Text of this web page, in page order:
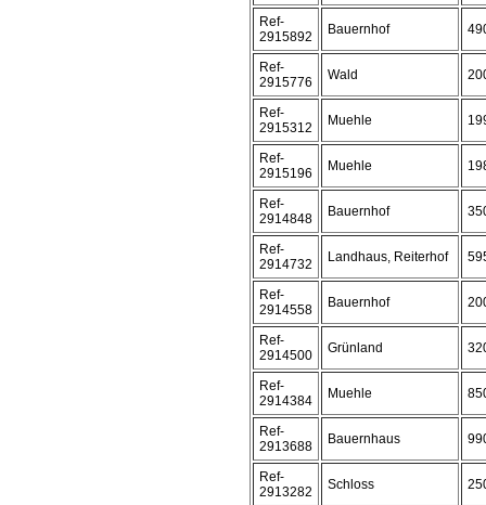
Ref-
2915892
Bauernhof
Ref-
2915776
Wald
Ref-
2915312
Muehle
Ref-
2915196
Muehle
Ref-
2914848
Bauernhof
Ref-
2914732
Landhaus, Reiterhof
Ref-
2914558
Bauernhof
Ref-
2914500
Grünland
Ref-
2914384
Muehle
Ref-
2913688
Bauernhaus
Ref-
2913282
Schloss